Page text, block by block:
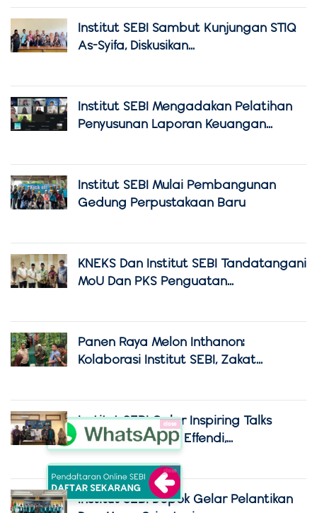
Institut SEBI Sambut Kunjungan STIQ
As-Syifa, Diskusikan...
Institut SEBI Mengadakan Pelatihan
Penyusunan Laporan Keuangan...
Institut SEBI Mulai Pembangunan
Gedung Perpustakaan Baru
KNEKS Dan Institut SEBI Tandatangani
MoU Dan PKS Penguatan...
Panen Raya Melon Inthanon:
Kolaborasi Institut SEBI, Zakat...
Institut SEBI Gelar Inspiring Talks
Bersama Dr. Rusli Effendi,...
Institut SEBI Depok Gelar Pelantikan
close
close